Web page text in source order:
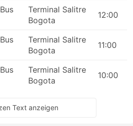
Terminal Salitre
Bogota
12:00
Terminal Salitre
Bogota
11:00
Terminal Salitre
Bogota
10:00
Text anzeigen